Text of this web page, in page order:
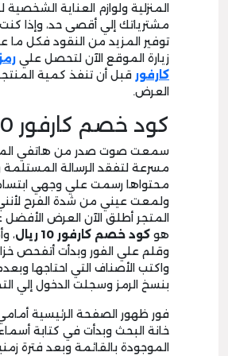
المنزلية ولوازم العناية
مشترياتك إلي أقصى حد، وإذا
توفير المزيد من النقود فكل
زيارة الموقع الآن لتحصل علي
كارفور قبل أن تنفذ كمية
العرض.
كود خصم كارفور 10 ريال:-
سمعت صوت صدر من هاتفي
مسرعة لتفقد الرسالة المستلمة
محتواها رسمت علي وجهي
ولمعت عيني من شدة الفرح
المتجر أطلق الآن العرض الأفضل
هو كود خصم كارفور 10 ريال
،
وقلم علي الفور وبدأت أتفحص
واكتب الأصناف التي احتاجها
بنسخ الرمز وسجلت الدخول إلي
فور ظهور الصفحة الرئيسية
خانة البحث وبدأت في كتابة
الموجودة بالقائمة وبعد فترة